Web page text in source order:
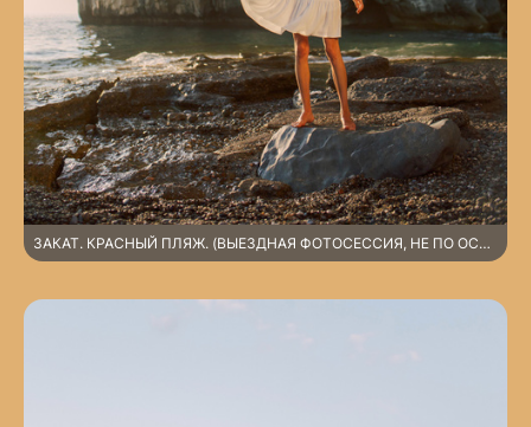
ЗАКАТ. КРАСНЫЙ ПЛЯЖ. (ВЫЕЗДНАЯ ФОТОСЕССИЯ, НЕ ПО ОСНОВНОМУ ПРАЙСУ).